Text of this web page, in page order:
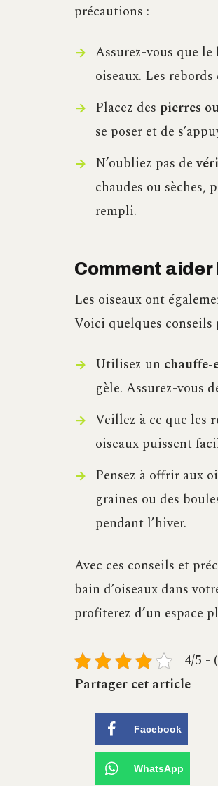
précautions :
Assurez-vous que le
oiseaux. Les
Placez des pierres
se poser et de
N’oubliez pas de
chaudes ou
rempli.
Comment aider
Les oiseaux ont
Voici quelques
Utilisez un chauffe-
gèle. Assurez-vous
Veillez à ce que les
oiseaux puissent
Pensez à offrir aux
graines ou des
pendant l’hiver.
Avec ces conseils et
bain d’oiseaux dans
profiterez d’un espace
4/5 -
Partager cet article
Facebook
WhatsApp